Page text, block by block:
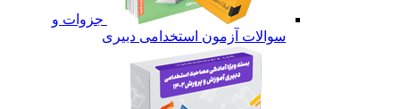
جزوات و
سوالات آزمون استخدامی دبیری